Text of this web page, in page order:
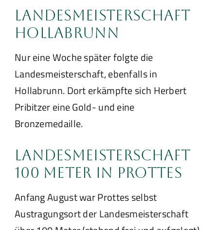
Landesmeisterschaft
Hollabrunn
Nur eine Woche später folgte die
Landesmeisterschaft, ebenfalls in
Hollabrunn. Dort erkämpfte sich Herbert
Pribitzer eine Gold- und eine
Bronzemedaille.
Landesmeisterschaft
100 Meter in Prottes
Anfang August war Prottes selbst
Austragungsort der Landesmeisterschaft